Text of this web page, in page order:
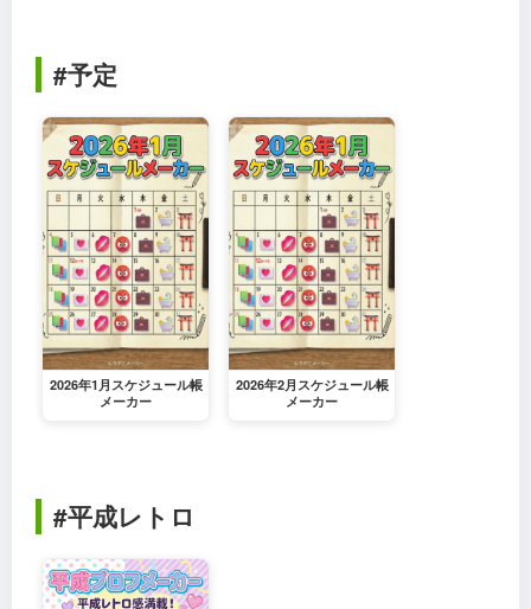
#予定
2026年1月スケジュール帳
メーカー
2026年2月スケジュール帳
メーカー
#平成レトロ